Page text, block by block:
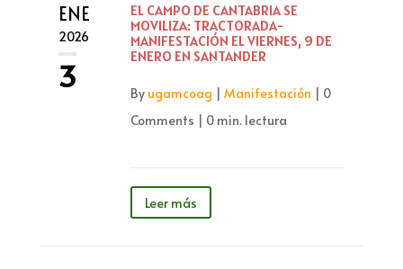
ENE
2026
3
EL CAMPO DE CANTABRIA SE
MOVILIZA: TRACTORADA-
MANIFESTACIÓN EL VIERNES, 9 DE
ENERO EN SANTANDER
By ugamcoag Manifestación
0
Comments
0 min. lectura
Leer más